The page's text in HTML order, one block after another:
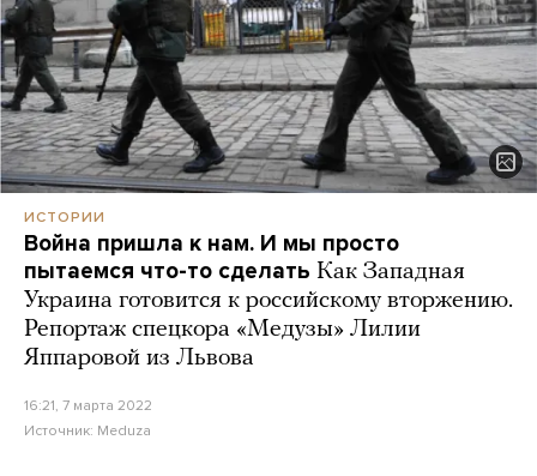
ИСТОРИИ
Война пришла к нам. И мы просто
пытаемся что-то сделать Как Западная
Украина готовится к российскому вторжению.
Репортаж спецкора «Медузы» Лилии
Яппаровой из Львова
16:21, 7 марта 2022
Источник: Meduza